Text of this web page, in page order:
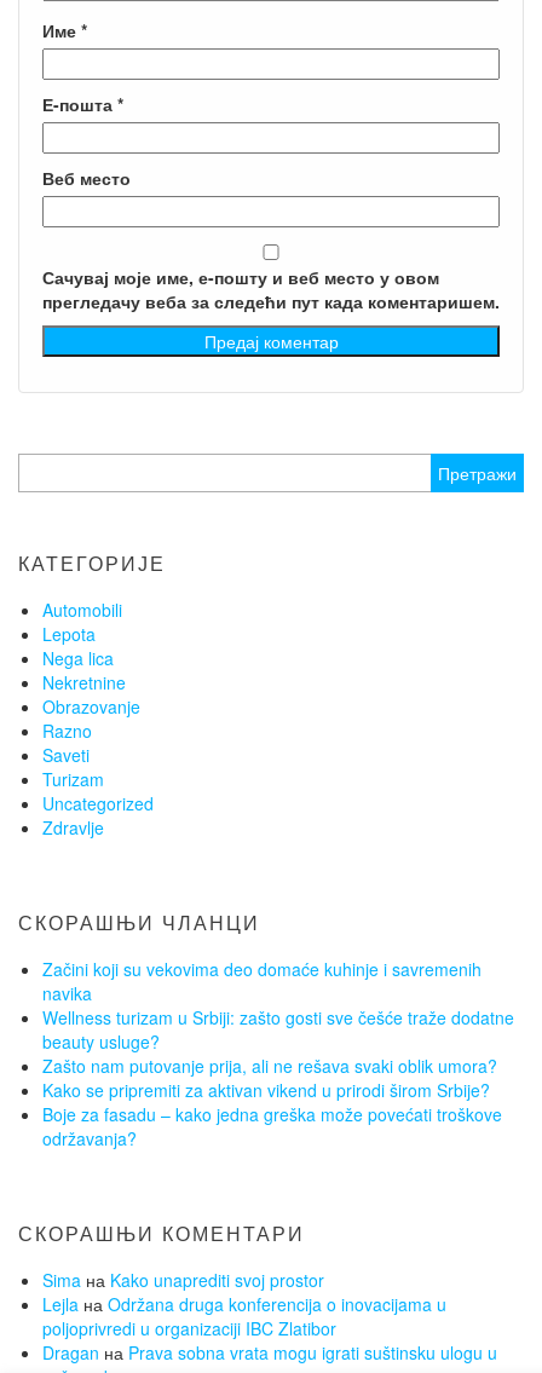
Име *
Е-пошта *
Веб место
Сачувај моје име, е-пошту и веб место у овом
прегледачу веба за следећи пут када коментаришем.
за:
КАТЕГОРИЈЕ
Automobili
Lepota
Nega lica
Nekretnine
Obrazovanje
Razno
Saveti
Turizam
Uncategorized
Zdravlje
СКОРАШЊИ ЧЛАНЦИ
Začini koji su vekovima deo domaće kuhinje i savremenih
navika
Wellness turizam u Srbiji: zašto gosti sve češće traže dodatne
beauty usluge?
Zašto nam putovanje prija, ali ne rešava svaki oblik umora?
Kako se pripremiti za aktivan vikend u prirodi širom Srbije?
Boje za fasadu – kako jedna greška može povećati troškove
održavanja?
СКОРАШЊИ КОМЕНТАРИ
Sima на Kako unaprediti svoj prostor
Lejla на Održana druga konferencija o inovacijama u
poljoprivredi u organizaciji IBC Zlatibor
Dragan на Prava sobna vrata mogu igrati suštinsku ulogu u